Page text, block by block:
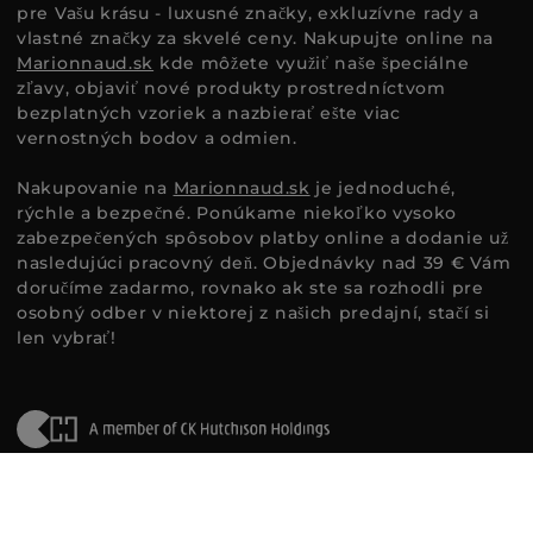
pre Vašu krásu - luxusné značky, exkluzívne rady a
vlastné značky za skvelé ceny. Nakupujte online na
Marionnaud.sk kde môžete využiť naše špeciálne
zľavy, objaviť nové produkty prostredníctvom
bezplatných vzoriek a nazbierať ešte viac
vernostných bodov a odmien.
Nakupovanie na Marionnaud.sk je jednoduché,
rýchle a bezpečné. Ponúkame niekoľko vysoko
zabezpečených spôsobov platby online a dodanie už
nasledujúci pracovný deň. Objednávky nad 39 € Vám
doručíme zadarmo, rovnako ak ste sa rozhodli pre
osobný odber v niektorej z našich predajní, stačí si
len vybrať!